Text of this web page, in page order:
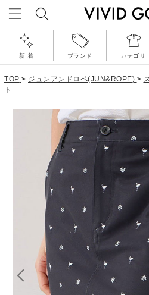
新 着 ブランド カテゴリ
TOP > ジュンアンドロペ(JUN&ROPE) >
ト